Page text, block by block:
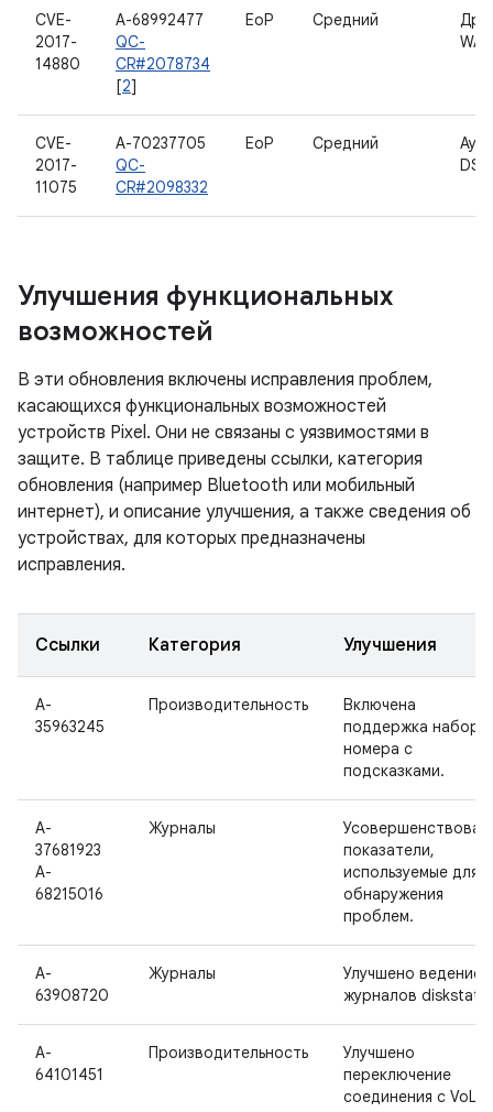
CVE-
2017-
14880
A-68992477
QC-
CR#2078734
[2]
EoP Средний
WAN
CVE-
2017-
11075
A-70237705
QC-
CR#2098332
EoP Средний
DSP
Улучшения функциональных
возможностей
В эти обновления включены исправления проблем,
касающихся функциональных возможностей
устройств Pixel. Они не связаны с уязвимостями в
защите. В таблице приведены ссылки, категория
обновления (например Bluetooth или мобильный
интернет), и описание улучшения, а также сведения об
устройствах, для которых предназначены
исправления.
Ссылки Категория Улучшения
A-
35963245
Производительность
Включена
поддержка набора
номера с
подсказками.
A-
37681923
A-
68215016
Журналы
показатели,
используемые для
обнаружения
проблем.
A-
63908720
Журналы
Улучшено ведение
журналов diskstats.
A-
64101451
Производительность
Улучшено
переключение
соединения с VoLTE